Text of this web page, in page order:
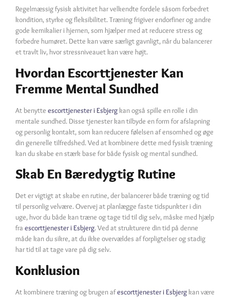
Regelmæssig fysisk aktivitet har velkendte fordele såsom forbedret
kondition, styrke og fleksibilitet. Træning frigiver endorfiner og andre
gode kemikalier i hjernen, som hjælper med at reducere stress og
forbedre humøret. Dette kan være særligt gavnligt, når du balancerer
et travlt liv, hvor stressniveauet kan være højt.
Hvordan Escorttjenester Kan
Fremme Mental Sundhed
At benytte escorttjenester i Esbjerg kan også spille en rolle i din
mentale sundhed. Disse tjenester kan tilbyde en form for afslapning
og personlig kontakt, som kan reducere følelsen af ensomhed og øge
din generelle tilfredshed. Ved at kombinere dette med fysisk træning
kan du skabe en stærk base for både fysisk og mental sundhed.
Skab En Bæredygtig Rutine
Det er vigtigt at skabe en rutine, der balancerer både træning og tid
til personlig velvære. Overvej at planlægge faste tidspunkter i din
uge, hvor du både kan træne og tage tid til dig selv, måske med hjælp
fra escorttjenester i Esbjerg. Ved at strukturere din tid på denne
måde kan du sikre, at du ikke overvældes af forpligtelser og stadig
har tid til at tage vare på dig selv.
Konklusion
At kombinere træning og brugen afescorttjenester i Esbjerg kan være